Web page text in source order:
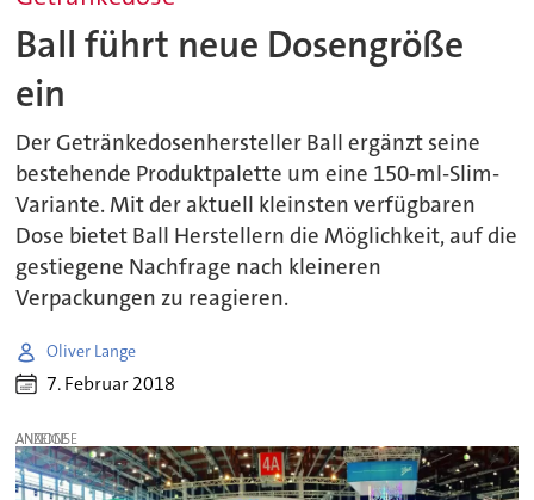
Ball führt neue Dosengröße
ein
Der Getränkedosenhersteller Ball ergänzt seine
bestehende Produktpalette um eine 150-ml-Slim-
Variante. Mit der aktuell kleinsten verfügbaren
Dose bietet Ball Herstellern die Möglichkeit, auf die
gestiegene Nachfrage nach kleineren
Verpackungen zu reagieren.
Oliver Lange
7. Februar 2018
ANZEIGE